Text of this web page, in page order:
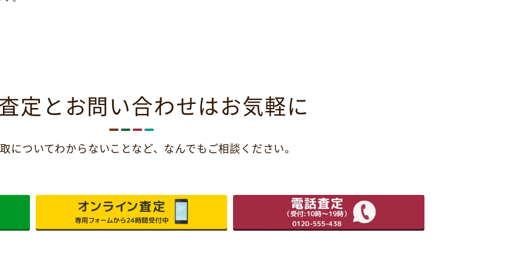
定とお問い合わせはお気軽に
についてわからないことなど、 なんでもご相談ください。